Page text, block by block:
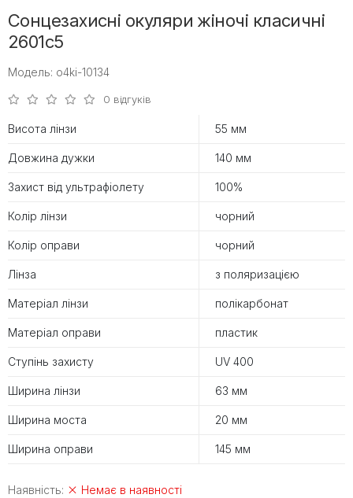
Сонцезахисні окуляри жіночі класичні
2601с5
Модель: o4ki-10134
0 відгуків
Висота лінзи 55 мм
Довжина дужки 140 мм
Захист від ультрафіолету 100%
Колір лінзи чорний
Колір оправи чорний
Лінза з поляризацією
Матеріал лінзи полікарбонат
Матеріал оправи пластик
Ступінь захисту UV 400
Ширина лінзи 63 мм
Ширина моста 20 мм
Ширина оправи 145 мм
Наявність: Немає в наявності